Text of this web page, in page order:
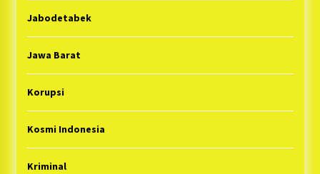
Jabodetabek
Jawa Barat
Korupsi
Kosmi Indonesia
Kriminal